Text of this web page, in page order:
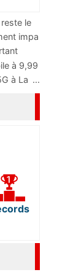
le
...
impa
...
à 9,99
à La ...